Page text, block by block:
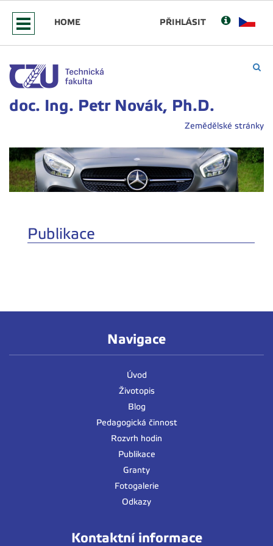
HOME PŘIHLÁSIT
doc. Ing. Petr Novák, Ph.D.
Zemědělské stránky
Publikace
Navigace
Úvod
Životopis
Blog
Pedagogická činnost
Rozvrh hodin
Publikace
Granty
Fotogalerie
Odkazy
Kontaktní informace